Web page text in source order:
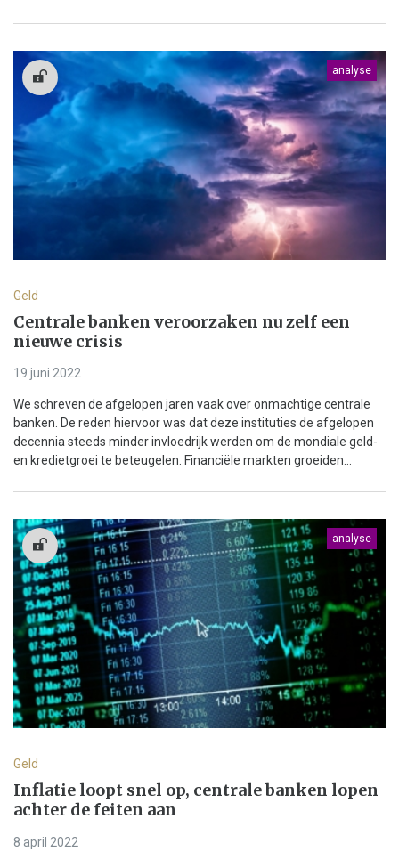
analyse
Geld
Centrale banken veroorzaken nu zelf een
nieuwe crisis
19 juni 2022
We schreven de afgelopen jaren vaak over onmachtige centrale
banken. De reden hiervoor was dat deze instituties de afgelopen
decennia steeds minder invloedrijk werden om de mondiale geld-
en kredietgroei te beteugelen. Financiële markten groeiden...
analyse
Geld
Inflatie loopt snel op, centrale banken lopen
achter de feiten aan
8 april 2022